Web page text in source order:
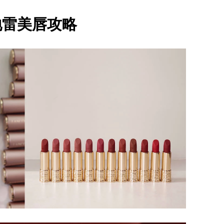
美唇攻略